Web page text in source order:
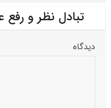
تبادل نظر و
دیدگاه